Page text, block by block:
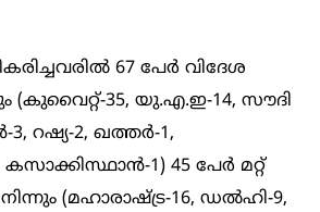
67 പേര്‍ വിദേശ
(കുവൈറ്റ്-35, യു.എ.ഇ-14, സൗദി
റഷ്യ-2, ഖത്തര്‍-1,
1) 45 പേര്‍ മറ്റ്
(മഹാരാഷ്ട്ര-16, ഡല്‍ഹി-9,